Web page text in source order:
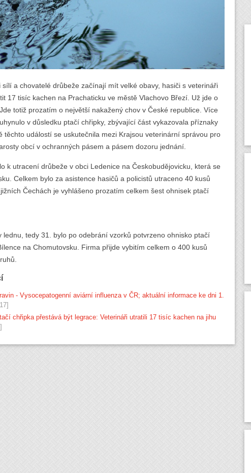
sílí a chovatelé drůbeže začínají mít velké obavy, hasiči s veterináři
17 tisíc kachen na Prachaticku ve městě Vlachovo Březí. Už jde o
totiž prozatím o největší nakažený chov v České republice. Více
v důsledku ptačí chřipky, zbývající část vykazovala příznaky
těchto událostí se uskutečnila mezi Krajsou veterinární správou pro
obcí v ochranných pásem a pásem dozoru jednání.
k utracení drůbeže v obci Ledenice na Českobudějovicku, která se
Celkem bylo za asistence hasičů a policistů utraceno 40 kusů
Čechách je vyhlášeno prozatím celkem šest ohnisek ptačí
lednu, tedy 31. bylo po odebrání vzorků potvrzeno ohnisko ptačí
na Chomutovsku. Firma přijde vybitím celkem o 400 kusů
- Vysocepatogenní aviární influenza v ČR; aktuální informace ke dni 1.
chřipka přestává být legrace: Veterináři utratili 17 tisíc kachen na jihu